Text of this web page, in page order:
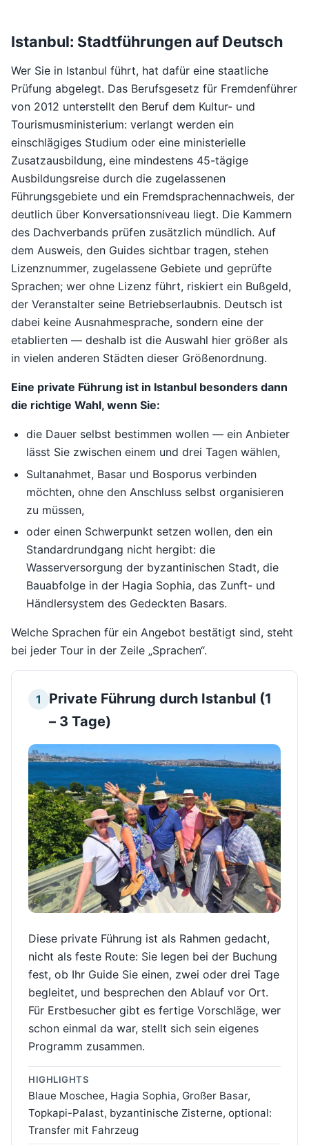
Istanbul: Stadtführungen auf Deutsch
Wer Sie in Istanbul führt, hat dafür eine staatliche
Prüfung abgelegt. Das Berufsgesetz für Fremdenführer
von 2012 unterstellt den Beruf dem Kultur- und
Tourismusministerium: verlangt werden ein
einschlägiges Studium oder eine ministerielle
Zusatzausbildung, eine mindestens 45-tägige
Ausbildungsreise durch die zugelassenen
Führungsgebiete und ein Fremdsprachennachweis, der
deutlich über Konversationsniveau liegt. Die Kammern
des Dachverbands prüfen zusätzlich mündlich. Auf
dem Ausweis, den Guides sichtbar tragen, stehen
Lizenznummer, zugelassene Gebiete und geprüfte
Sprachen; wer ohne Lizenz führt, riskiert ein Bußgeld,
der Veranstalter seine Betriebserlaubnis. Deutsch ist
dabei keine Ausnahmesprache, sondern eine der
etablierten — deshalb ist die Auswahl hier größer als
in vielen anderen Städten dieser Größenordnung.
Eine private Führung ist in Istanbul besonders dann
die richtige Wahl, wenn Sie:
die Dauer selbst bestimmen wollen — ein Anbieter
lässt Sie zwischen einem und drei Tagen wählen,
Sultanahmet, Basar und Bosporus verbinden
möchten, ohne den Anschluss selbst organisieren
zu müssen,
oder einen Schwerpunkt setzen wollen, den ein
Standardrundgang nicht hergibt: die
Wasserversorgung der byzantinischen Stadt, die
Bauabfolge in der Hagia Sophia, das Zunft- und
Händlersystem des Gedeckten Basars.
Welche Sprachen für ein Angebot bestätigt sind, steht
bei jeder Tour in der Zeile „Sprachen“.
1
Private Führung durch Istanbul (1
– 3 Tage)
Diese private Führung ist als Rahmen gedacht,
nicht als feste Route: Sie legen bei der Buchung
fest, ob Ihr Guide Sie einen, zwei oder drei Tage
begleitet, und besprechen den Ablauf vor Ort.
Für Erstbesucher gibt es fertige Vorschläge, wer
schon einmal da war, stellt sich sein eigenes
Programm zusammen.
HIGHLIGHTS
Blaue Moschee, Hagia Sophia, Großer Basar,
Topkapi-Palast, byzantinische Zisterne, optional:
Transfer mit Fahrzeug